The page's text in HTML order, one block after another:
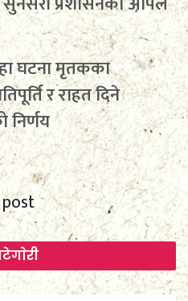
घटना मृतकका
र राहत दिने
निर्णय